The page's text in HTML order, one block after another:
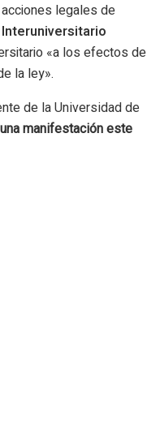
legales de
«a los efectos de
la ley».
de la Universidad de
manifestación este